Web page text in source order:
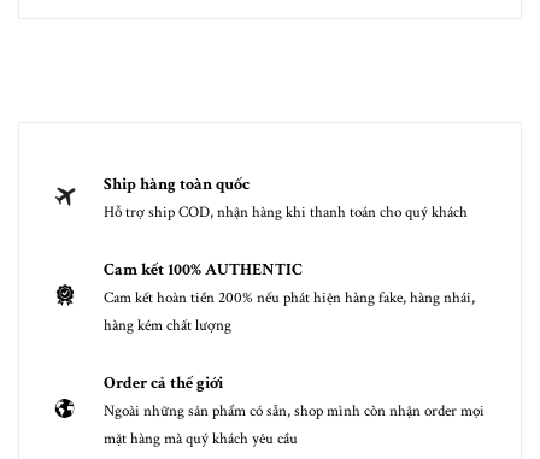
Ship hàng toàn quốc
Hỗ trợ ship COD, nhận hàng khi thanh toán cho quý khách
Cam kết 100% AUTHENTIC
Cam kết hoàn tiền 200% nếu phát hiện hàng fake, hàng nhái,
hàng kém chất lượng
Order cả thế giới
Ngoài những sản phẩm có sẵn, shop mình còn nhận order mọi
mặt hàng mà quý khách yêu cầu